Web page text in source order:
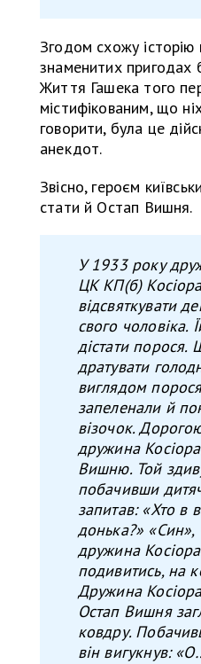
Згодом схожу
знаменитих пригодах
Життя Гашека того
містифікованим, що
говорити, була це
анекдот.
Звісно, героєм
стати й Остап Вишня.
У1933 року
ЦК КП(б)
відсвяткувати
свого чоловіка.
дістати порося.
дратувати
виглядом
запеленали й
візочок.Доро
дружина
Вишню. Той
побачивши
запитав: «Хто в
донька?» «Син»,
дружина
подивитись, на
Дружина
Остап Вишня
ковдру.
він вигукнув: